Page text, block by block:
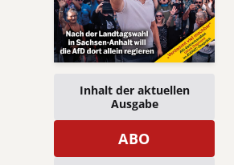
Inhalt der aktuellen
Ausgabe
ABO